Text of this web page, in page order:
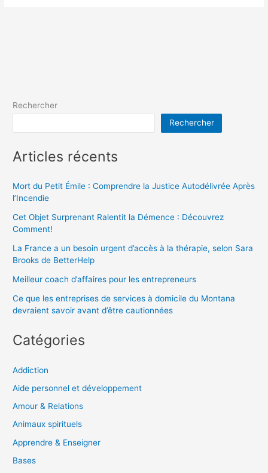
Rechercher
Rechercher
Articles récents
Mort du Petit Émile : Comprendre la Justice Autodélivrée Après
l’Incendie
Cet Objet Surprenant Ralentit la Démence : Découvrez
Comment!
La France a un besoin urgent d’accès à la thérapie, selon Sara
Brooks de BetterHelp
Meilleur coach d’affaires pour les entrepreneurs
Ce que les entreprises de services à domicile du Montana
devraient savoir avant d’être cautionnées
Catégories
Addiction
Aide personnel et développement
Amour & Relations
Animaux spirituels
Apprendre & Enseigner
Bases